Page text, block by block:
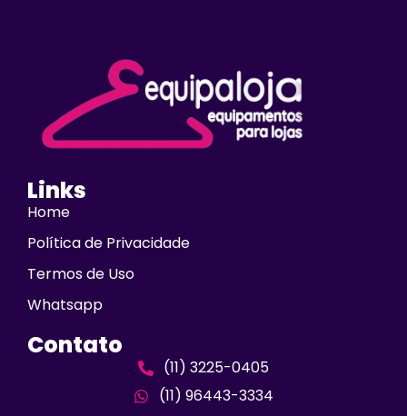
Links
Home
Política de Privacidade
Termos de Uso
Whatsapp
Contato
(11) 3225-0405
(11) 96443-3334